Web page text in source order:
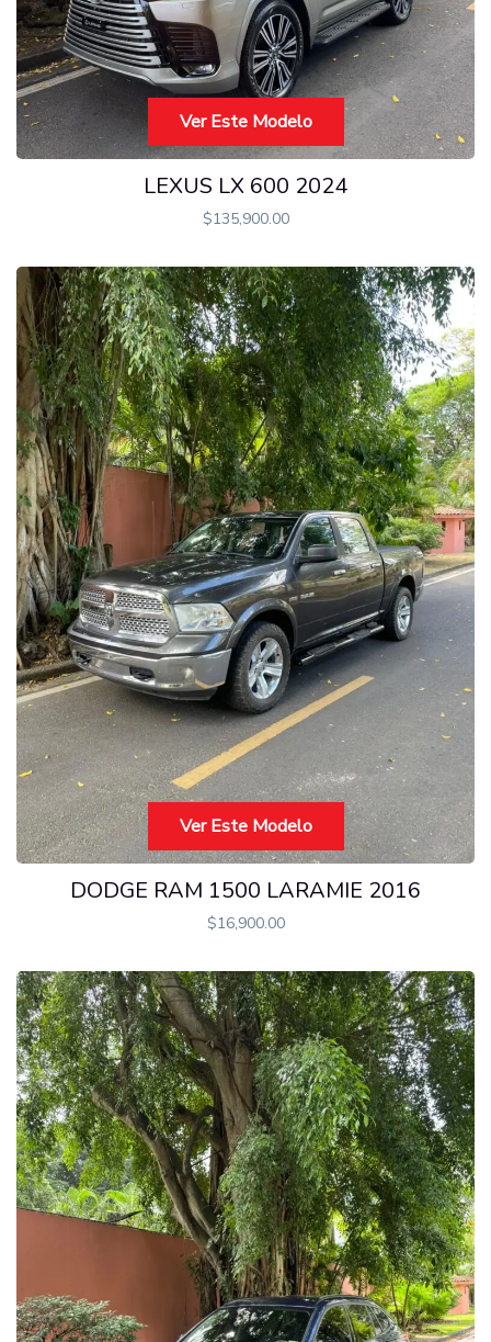
Ver Este Modelo
LEXUS LX 600 2024
$135,900.00
Ver Este Modelo
DODGE RAM 1500 LARAMIE 2016
$16,900.00